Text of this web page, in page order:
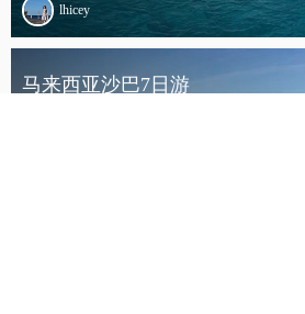
lhicey
马来西亚沙巴7日游